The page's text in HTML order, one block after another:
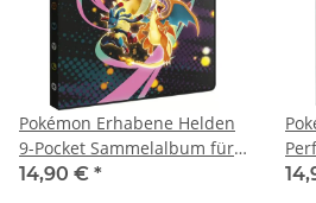
Pokémon Erhabene Helden
9-Pocket Sammelalbum für
252 Karten
14,90 € *